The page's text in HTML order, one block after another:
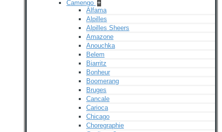
Camengo +
Alfama
Alpilles
Alpilles Sheers
Amazone
Anouchka
Belem
Biarritz
Bonheur
Boomerang
Bruges
Cancale
Carioca
Chicago
Choregraphie